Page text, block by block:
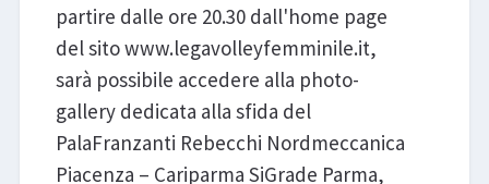
partire dalle ore 20.30 dall'home page
del sito www.legavolleyfemminile.it,
sarà possibile accedere alla photo-
gallery dedicata alla sfida del
PalaFranzanti Rebecchi Nordmeccanica
Piacenza – Cariparma SiGrade Parma,